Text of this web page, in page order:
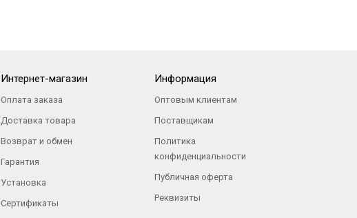
Интернет-магазин
Оплата заказа
Доставка товара
Возврат и обмен
Гарантия
Установка
Сертификаты
Информация
Оптовым клиентам
Поставщикам
Политика
конфиденциальности
Публичная оферта
Реквизиты